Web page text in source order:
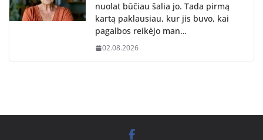
nuolat būčiau šalia jo. Tada pirmą
kartą paklausiau, kur jis buvo, kai
pagalbos reikėjo man…
02.08.2026